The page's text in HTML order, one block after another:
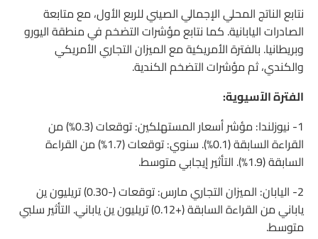
نتابع الناتج المحلي الإجمالي الصيني للربع الأول، مع متابعة
الصادرات اليابانية. كما نتابع مؤشرات التضخم في منطقة اليورو
وبريطانيا. بالفترة الأمريكية مع الميزان التجاري الأمريكي
والكندي، ثم مؤشرات التضخم الكندية.
الفترة الآسيوية:
1- نيوزلندا: مؤشر أسعار المستهلكين: توقعات (0.3%) من
القراءة السابقة (0.1%). سنوي: توقعات (1.7%) من القراءة
السابقة (1.9%). التأثير إيجابي متوسط.
2- اليابان: الميزان التجاري مارس: توقعات (-0.30) تريليون ين
ياباني من القراءة السابقة (+0.12) تريليون ين ياباني. التأثير سلبي
متوسط.